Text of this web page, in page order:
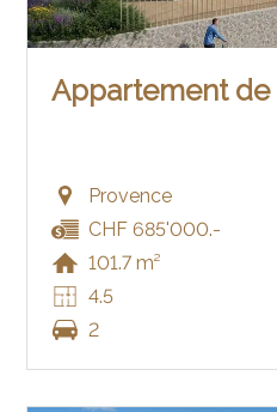
Appartement
Provence
CHF 685'000.-
101.7 m²
4.5
2